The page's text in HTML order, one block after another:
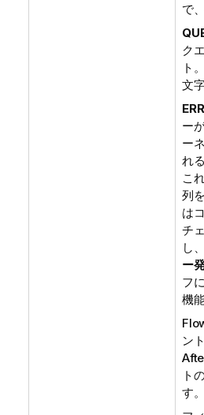
で
ク
ト
文
ー
ー
れ
こ
列
は
チ
し、
ー
フ
機
ン
ト
す。